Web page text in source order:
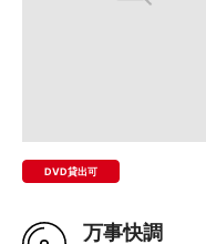
DVD貸出可
万事快調